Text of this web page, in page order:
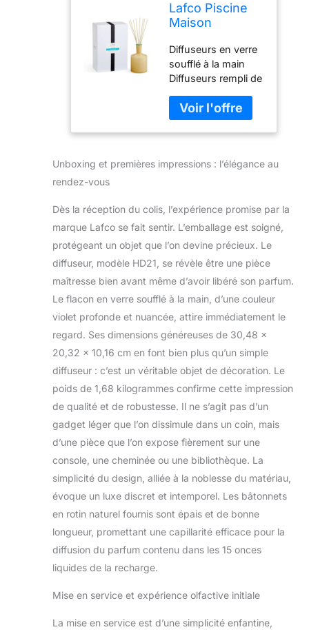
Lafco Piscine
Maison
Français, Lilas
Diffuseurs en verre
soufflé à la main
Diffuseurs rempli de
d'huile essentielles
naturelles Art pour
créer l'ambiance
contient 16 naturel
intérieur
Unboxing et premières impressions : l’élégance au
rendez-vous
Dès la réception du colis, l’expérience promise par la
marque Lafco se fait sentir. L’emballage est soigné,
protégeant un objet que l’on devine précieux. Le
diffuseur, modèle HD21, se révèle être une pièce
maîtresse bien avant même d’avoir libéré son parfum.
Le flacon en verre soufflé à la main, d’une couleur
violet profonde et nuancée, attire immédiatement le
regard. Ses dimensions généreuses de 30,48 x
20,32 x 10,16 cm en font bien plus qu’un simple
diffuseur : c’est un véritable objet de décoration. Le
poids de 1,68 kilogrammes confirme cette impression
de qualité et de robustesse. Il ne s’agit pas d’un
gadget léger que l’on dissimule dans un coin, mais
d’une pièce que l’on expose fièrement sur une
console, une cheminée ou une bibliothèque. La
simplicité du design, alliée à la noblesse du matériau,
évoque un luxe discret et intemporel. Les bâtonnets
en rotin naturel fournis sont épais et de bonne
longueur, promettant une capillarité efficace pour la
diffusion du parfum contenu dans les 15 onces
liquides de la recharge.
Mise en service et expérience olfactive initiale
La mise en service est d’une simplicité enfantine,